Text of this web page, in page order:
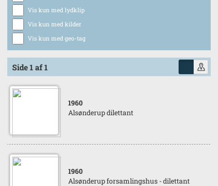
Vis kun med lydklip
Vis kun med kilder
Vis kun med geo-tag
Side 1 af 1
1960
Alsønderup dilettant
1960
Alsønderup forsamlingshus - dilettant